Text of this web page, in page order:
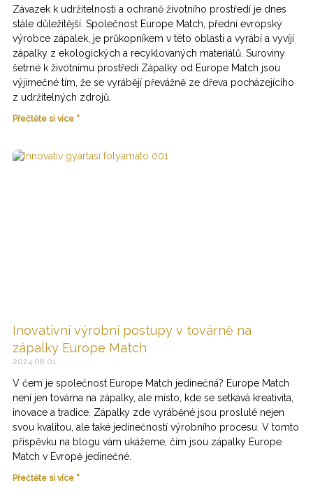
Závazek k udržitelnosti a ochraně životního prostředí je dnes
stále důležitější. Společnost Europe Match, přední evropský
výrobce zápalek, je průkopníkem v této oblasti a vyrábí a vyvíjí
zápalky z ekologických a recyklovaných materiálů. Suroviny
šetrné k životnímu prostředí Zápalky od Europe Match jsou
výjimečné tím, že se vyrábějí převážně ze dřeva pocházejícího
z udržitelných zdrojů.
Přečtěte si více “
Inovativní výrobní postupy v továrně na
zápalky Europe Match
2024.08.01.
V čem je společnost Europe Match jedinečná? Europe Match
není jen továrna na zápalky, ale místo, kde se setkává kreativita,
inovace a tradice. Zápalky zde vyráběné jsou proslulé nejen
svou kvalitou, ale také jedinečností výrobního procesu. V tomto
příspěvku na blogu vám ukážeme, čím jsou zápalky Europe
Match v Evropě jedinečné.
Přečtěte si více “